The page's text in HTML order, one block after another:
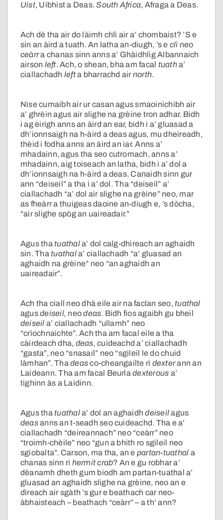
Uist, Uibhist a Deas.South Africa, Afraga a Deas.
Ach dè tha air do làimh chlì air a’ chombaist? ’S e
sin an àird a tuath. An latha an-diugh, ’s e clì neo
ceàrra chanas sinn anns a’ Ghàidhlig Albannaich
airson left. Ach, o shean, bha am facal tuatha’
ciallachadh lefta bharrachd air north.
Nise cumaibh air ur casan agus smaoinichibh air
a’ ghrèin agus air slighe na grèine tron adhar. Bidh
i ag èirigh anns an àird an ear, bidh i a’ gluasad a
dh’ionnsaigh na h-àird a deas agus, mu dheireadh,
thèid i fodha anns an àird an iar. Anns a’
mhadainn, agus tha seo cutromach, anns a’
mhadainn, aig toiseach an latha, bidh i a’ dol a
dh’ionnsaigh na h-àird a deas. Canaidh sinn gur
ann “deiseil” a tha i a’ dol. Tha “deiseil” a’
ciallachadh “a’ dol air slighe na grèine” neo, mar
as fheàrr a thuigeas daoine an-diugh e, ’s dòcha,
“air slighe spòg an uaireadair.”
Agus tha tuathala’ dol calg-dhìreach an aghaidh
sin. Tha tuathala’ ciallachadh “a’ gluasad an
aghaidh na grèine” neo “an aghaidh an
uaireadair”.
Ach tha ciall neo dhà eile air na faclan seo, tuathal
agusdeiseil, neodeas. Bidh fios agaibh gu bheil
deiseil a’ ciallachadh “ullamh” neo
“crìochnaichte”. Ach tha am facal eile a tha
càirdeach dha, deas, cuideachd a’ ciallachadh
“gasta”, neo “snasail” neo “sgileil le do chuid
làmhan”. Thadeasco-cheangailte ri dexterann an
Laideann. Tha am facal Beurladexterous a’
tighinn às a Laidinn.
Agus tha tuathala’ dol an aghaidhdeiseilagus
deasanns an t-seadh seo cuideachd. Tha e a’
ciallachadh “deireannach” neo “ceàrr” neo
“troimh-chèile” neo “gun a bhith ro sgileil neo
sgiobalta”. Carson, ma tha, an e partan-tuathal a
chanas sinn ri hermit crab? An e gu robhar a’
dèanamh dheth gum biodh am partan-tuathal a’
gluasad an aghaidh slighe na grèine, neo an e
dìreach air sgàth ’s gur e beathach car neo-
àbhaisteach – beathach “ceàrr” – a th’ ann?